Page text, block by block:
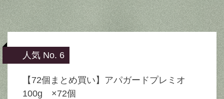
人気 No. 6
【72個まとめ買い】アパガードプレミオ
100g ×72個